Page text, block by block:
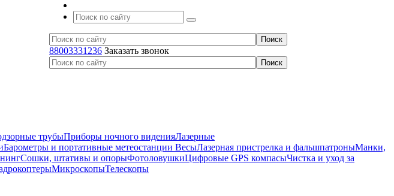
88003331236 Заказать звонок
трубыПриборы ночного виденияЛазерные
Барометры и портативные метеостанции ВесыЛазерная пристрелка и фальшпатроныМанки,
Сошки, штативы и опорыФотоловушкиЦифровые GPS компасыЧистка и уход за
МикроскопыТелескопы